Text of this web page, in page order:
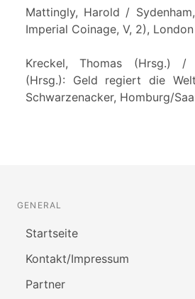
Mattingly, Harold /
Imperial Coinage, V, 2),
Kreckel, Thomas (Hrsg.) /
(Hrsg.): Geld regiert die
Schwarzenacker, Homburg/
GENERAL
Startseite
Kontakt/Impressum
Partner